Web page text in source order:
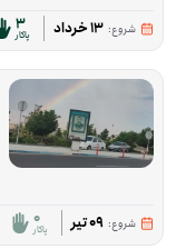
شروع: 13 خرداد 3
پاکار
شروع: 09 تیر 0پاکار